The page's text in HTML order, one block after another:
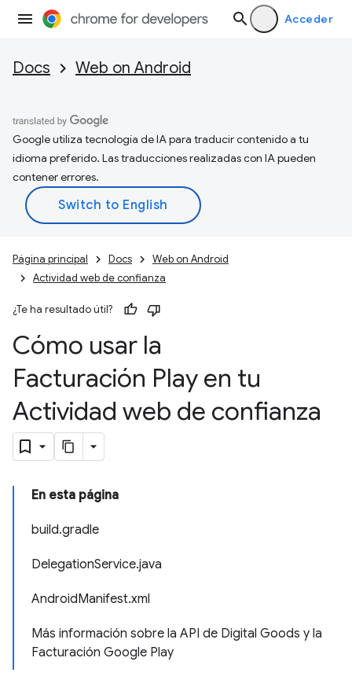
Acceder
Docs Web on Android
Google utiliza tecnología de IA para traducir contenido a tu
idioma preferido. Las traducciones realizadas con IA pueden
contener errores.
Página principal Docs
Web on Android
Actividad web de confianza
¿Te ha resultado útil?
Cómo usar la
Facturación Play en tu
Actividad web de confianza
En esta página
build.gradle
DelegationService.java
AndroidManifest.xml
Más información sobre la API de Digital Goods y la
Facturación Google Play